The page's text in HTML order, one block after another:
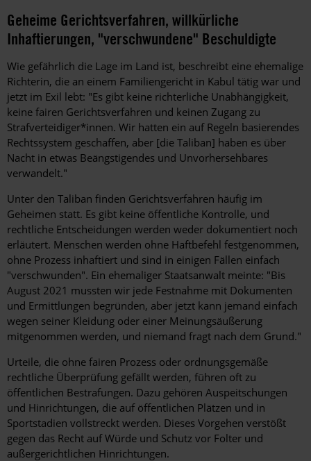
Geheime Gerichtsverfahren, willkürliche
Inhaftierungen, "verschwundene" Beschuldigte
Wie gefährlich die Lage im Land ist, beschreibt eine ehemalige
Richterin, die an einem Familiengericht in Kabul tätig war und
jetzt im Exil lebt: "Es gibt keine richterliche Unabhängigkeit,
keine fairen Gerichtsverfahren und keinen Zugang zu
Strafverteidiger*innen. Wir hatten ein auf Regeln basierendes
Rechtssystem geschaffen, aber [die Taliban] haben es über
Nacht in etwas Beängstigendes und Unvorhersehbares
verwandelt."
Unter den Taliban finden Gerichtsverfahren häufig im
Geheimen statt. Es gibt keine öffentliche Kontrolle, und
rechtliche Entscheidungen werden weder dokumentiert noch
erläutert. Menschen werden ohne Haftbefehl festgenommen,
ohne Prozess inhaftiert und sind in einigen Fällen einfach
"verschwunden". Ein ehemaliger Staatsanwalt meinte: "Bis
August 2021 mussten wir jede Festnahme mit Dokumenten
und Ermittlungen begründen, aber jetzt kann jemand einfach
wegen seiner Kleidung oder einer Meinungsäußerung
mitgenommen werden, und niemand fragt nach dem Grund."
Urteile, die ohne fairen Prozess oder ordnungsgemäße
rechtliche Überprüfung gefällt werden, führen oft zu
öffentlichen Bestrafungen. Dazu gehören Auspeitschungen
und Hinrichtungen, die auf öffentlichen Plätzen und in
Sportstadien vollstreckt werden. Dieses Vorgehen verstößt
gegen das Recht auf Würde und Schutz vor Folter und
außergerichtlichen Hinrichtungen.